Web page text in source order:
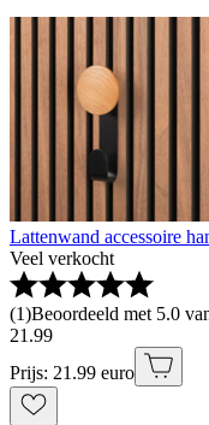
Lattenwand accessoire
Veel verkocht
(1)Beoordeeld met 5.0
21 .99
Prijs: 21.99 euro